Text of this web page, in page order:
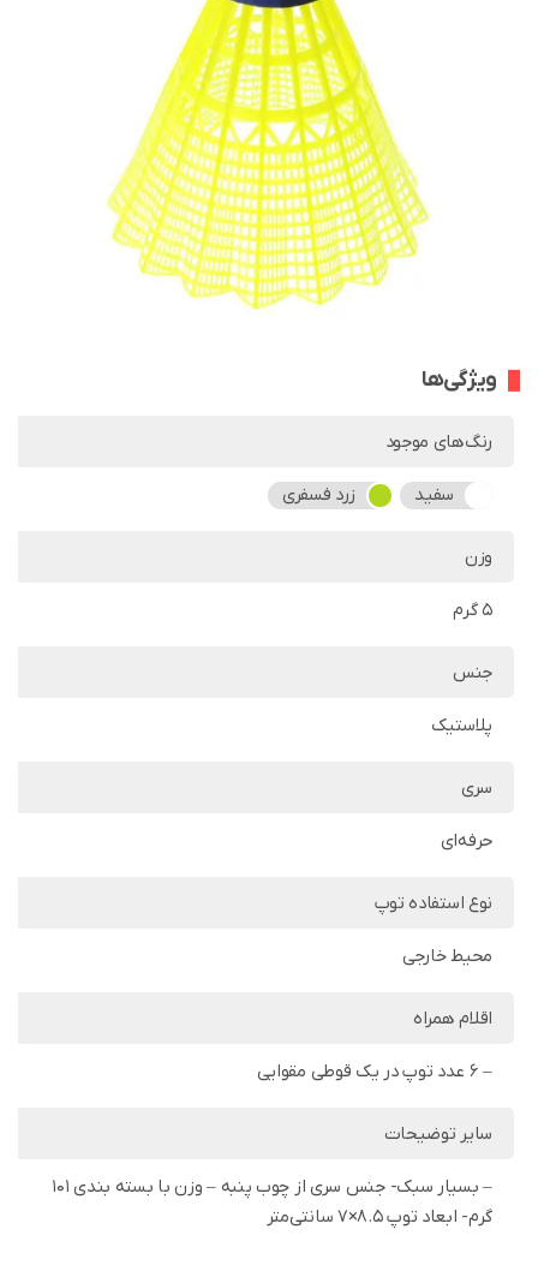
ویژگی‌ها
رنگ‌های موجود
سفید زرد فسفری
وزن
5 گرم
جنس
پلاستیک
سری
حرفه‌ای
نوع استفاده توپ
محیط خارجی
اقلام همراه
– 6 عدد توپ در یک قوطی مقوایی
سایر توضیحات
– بسیار سبک- جنس سری از چوب‌ پنبه – وزن با بسته بندی 101
گرم- ابعاد توپ 8.5×7 سانتی‌متر